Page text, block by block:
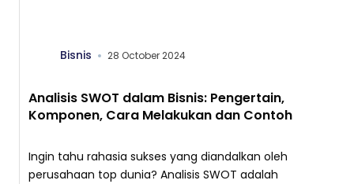
Bisnis 28 October 2024
Analisis SWOT dalam Bisnis: Pengertain,
Komponen, Cara Melakukan dan Contoh
Ingin tahu rahasia sukses yang diandalkan oleh
perusahaan top dunia? Analisis SWOT adalah